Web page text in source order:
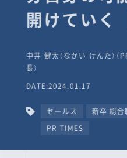
開けていく
タビュー
TIMESな人
中井 健太（なかい けんた）
長）
DATE:2024.01.17
セールス 新卒 総合
PR TIMES